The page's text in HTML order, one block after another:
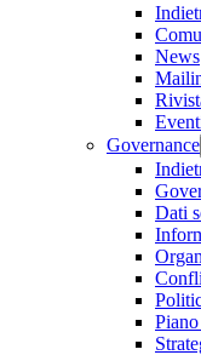
News
Governance
Dati